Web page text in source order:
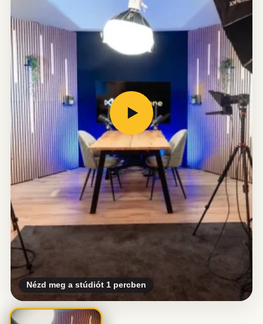
Nézd meg a stúdiót 1 percben